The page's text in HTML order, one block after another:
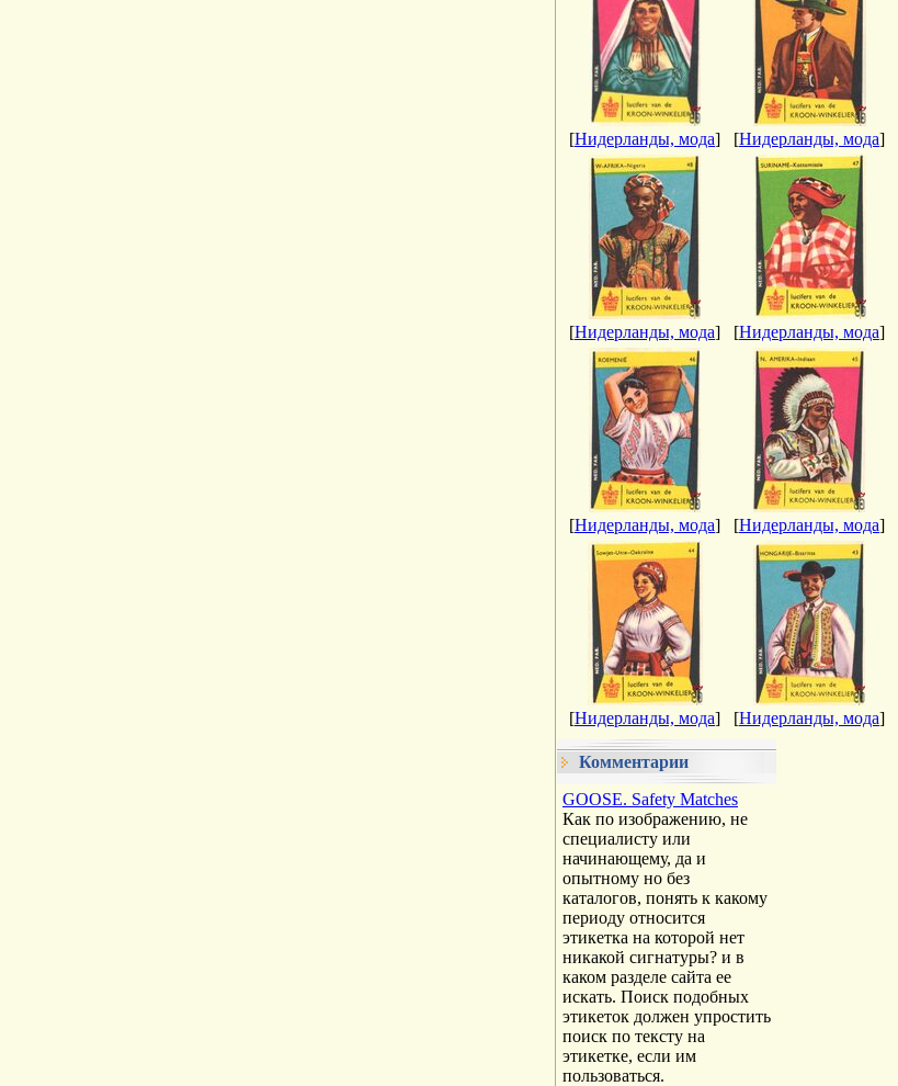
[Нидерланды, мода] [Нидерланды, мода]
[Нидерланды, мода] [Нидерланды, мода]
[Нидерланды, мода] [Нидерланды, мода]
[Нидерланды, мода] [Нидерланды, мода]
Комментарии
GOOSE. Safety Matches
Как по изображению, не
специалисту или
начинающему, да и
опытному но без
каталогов, понять к какому
периоду относится
этикетка на которой нет
никакой сигнатуры? и в
каком разделе сайта ее
искать. Поиск подобных
этикеток должен упростить
поиск по тексту на
этикетке, если им
пользоваться.